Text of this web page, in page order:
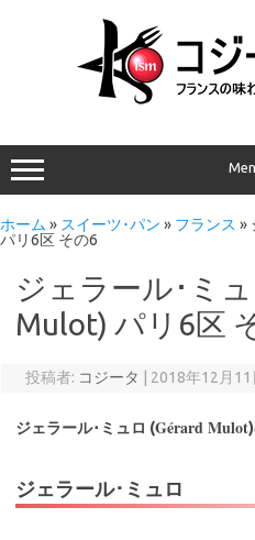
ホーム » スイーツ･パン » フランス »
パリ6区 その6
ジェラール･ミ
Mulot) パリ6区
投稿者: コジータ 2018年12月11
ジェラール･ミュロ (Gérard Mulot)
ジェラール･ミュロ